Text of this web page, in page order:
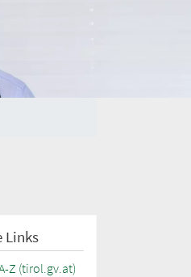
Links
Z (tirol.gv.at)